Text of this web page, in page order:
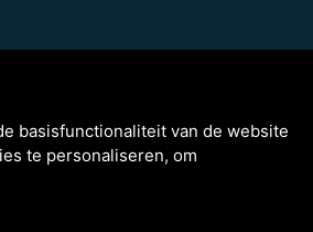
basisfunctionaliteit van de website
te personaliseren, om